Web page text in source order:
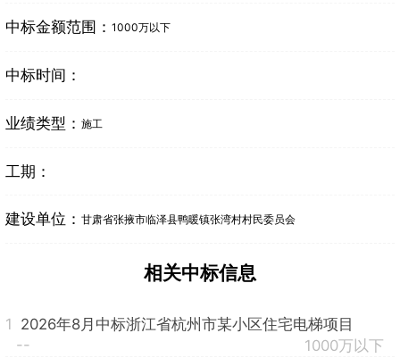
中标金额范围： 1000万以下
中标时间：
业绩类型： 施工
工期：
建设单位： 甘肃省张掖市临泽县鸭暖镇张湾村村民委员会
相关中标信息
1 2026年8月中标浙江省杭州市某小区住宅电梯项目
--
1000万以下